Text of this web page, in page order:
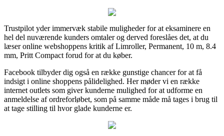
Trustpilot yder immervæk stabile muligheder for at eksaminere en
hel del nuværende kunders omtaler og derved foreslåes det, at du
læser online webshoppens kritik af Limroller, Permanent, 10 m, 8.4
mm, Pritt Compact forud for at du køber.
Facebook tilbyder dig også en række gunstige chancer for at få
indsigt i online shoppens pålidelighed. Her møder vi en række
internet outlets som giver kunderne mulighed for at udforme en
anmeldelse af ordreforløbet, som på samme måde må tages i brug til
at tage stilling til hvor glade kunderne er.